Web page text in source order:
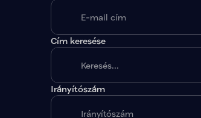
Cím keresése
Irányítószám